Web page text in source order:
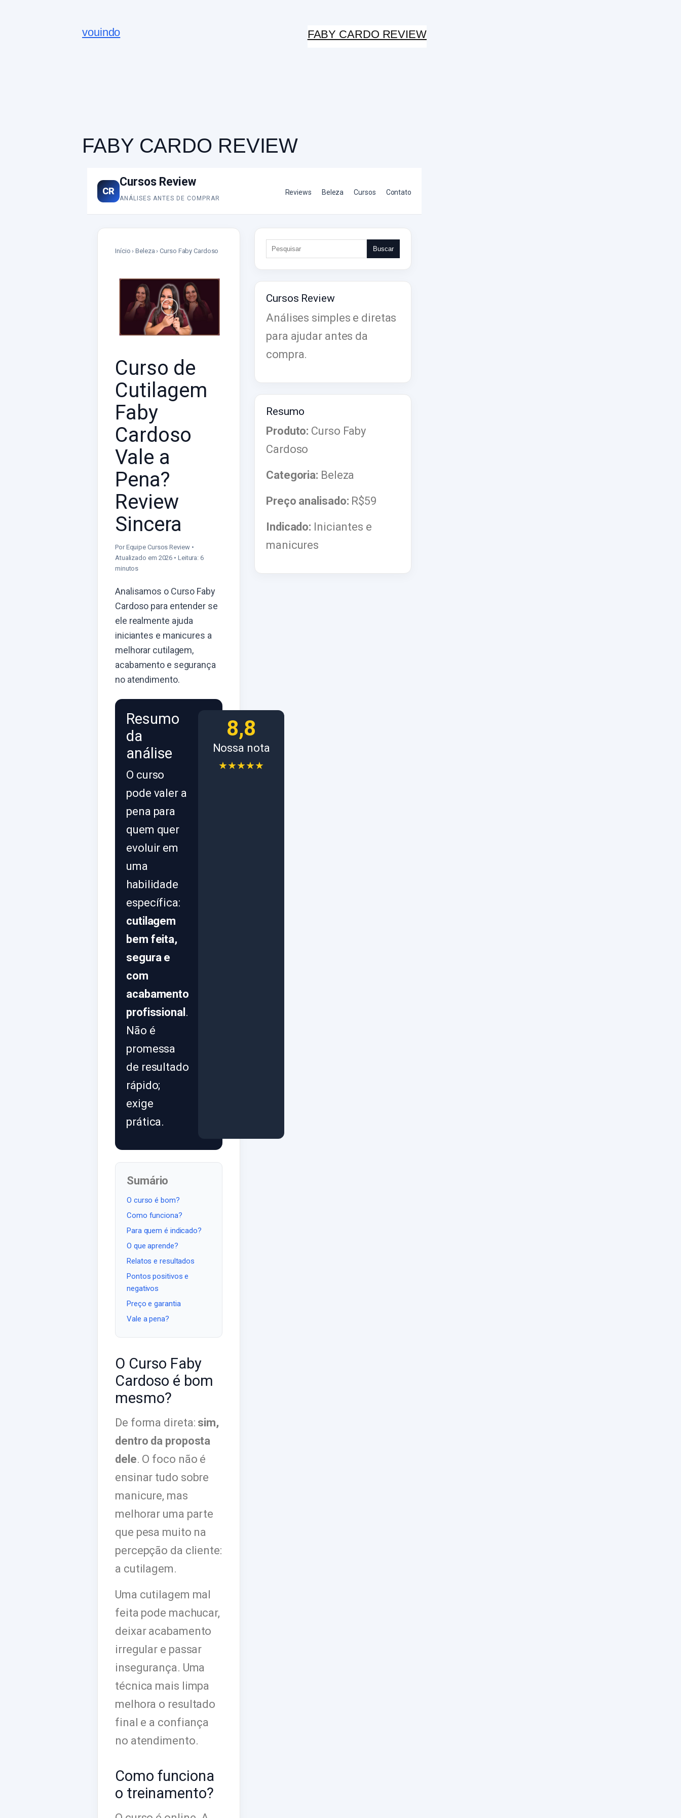
vouindo FABY CARDO REVIEW
FABY CARDO REVIEW
CR
Cursos Review
ANÁLISES ANTES DE COMPRAR
Reviews Beleza Cursos Contato
Início › Beleza › Curso Faby Cardoso
Curso de
Cutilagem
Faby
Cardoso
Vale a
Pena?
Review
Sincera
Por Equipe Cursos Review •
Atualizado em 2026 • Leitura: 6
minutos
Analisamos o Curso Faby
Cardoso para entender se
ele realmente ajuda
iniciantes e manicures a
melhorar cutilagem,
acabamento e segurança
no atendimento.
Resumo
da
análise
O curso
pode valer a
pena para
quem quer
evoluir em
uma
habilidade
específica:
cutilagem
bem feita,
segura e
com
acabamento
profissional .
Não é
promessa
de resultado
rápido;
exige
prática.
8,8
Nossa nota
★★★★★
Sumário
O curso é bom?
Como funciona?
Para quem é indicado?
O que aprende?
Relatos e resultados
Pontos positivos e
negativos
Preço e garantia
Vale a pena?
O Curso Faby
Cardoso é bom
mesmo?
De forma direta: sim,
dentro da proposta
dele. O foco não é
ensinar tudo sobre
manicure, mas
melhorar uma parte
que pesa muito na
percepção da cliente:
a cutilagem.
Uma cutilagem mal
feita pode machucar,
deixar acabamento
irregular e passar
insegurança. Uma
técnica mais limpa
melhora o resultado
final e a confiança
no atendimento.
Como funciona
o treinamento?
Buscar
Cursos Review
Análises simples e diretas
para ajudar antes da
compra.
Resumo
Produto: Curso Faby
Cardoso
Categoria: Beleza
Preço analisado: R$59
Indicado: Iniciantes e
manicures